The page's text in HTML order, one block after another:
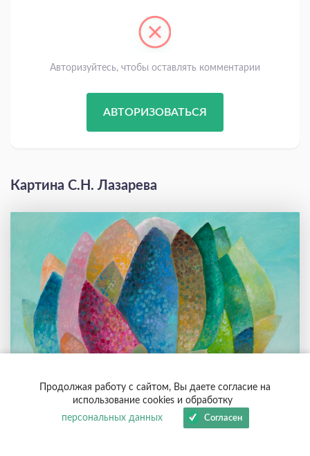
Авторизуйтесь, чтобы оставлять комментарии
АВТОРИЗОВАТЬСЯ
Картина С.Н. Лазарева
Продолжая работу с сайтом, Вы даете согласие на
использование cookies и обработку
персональных данных
Согласен